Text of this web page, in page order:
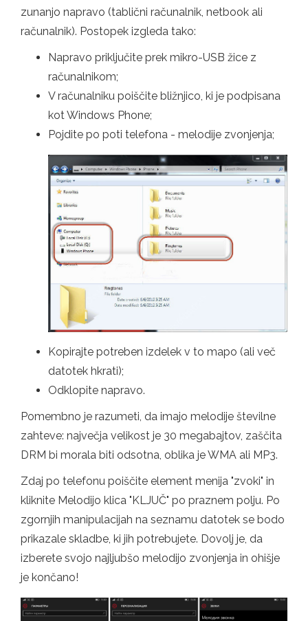
zunanjo napravo (tablični računalnik, netbook ali
računalnik). Postopek izgleda tako:
Napravo priključite prek mikro-USB žice z
računalnikom;
V računalniku poiščite bližnjico, ki je podpisana
kot Windows Phone;
Pojdite po poti telefona - melodije zvonjenja;
Kopirajte potreben izdelek v to mapo (ali več
datotek hkrati);
Odklopite napravo.
Pomembno je razumeti, da imajo melodije številne
zahteve: največja velikost je 30 megabajtov, zaščita
DRM bi morala biti odsotna, oblika je WMA ali MP3.
Zdaj po telefonu poiščite element menija "zvoki" in
kliknite Melodijo klica "KLJUČ" po praznem polju. Po
zgornjih manipulacijah na seznamu datotek se bodo
prikazale skladbe, ki jih potrebujete. Dovolj je, da
izberete svojo najljubšo melodijo zvonjenja in ohišje
je končano!